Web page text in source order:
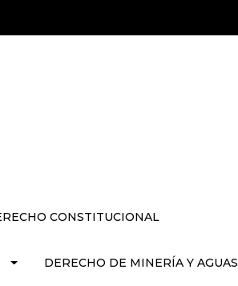
CONSTITUCIONAL
DERECHO DE MINERÍA Y AGUAS